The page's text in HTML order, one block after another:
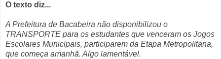
O texto diz...
A Prefeitura de Bacabeira não disponibilizou o
TRANSPORTE para os estudantes que venceram os Jogos
Escolares Municipais, participarem da Etapa Metropolitana,
que começa amanhã. Algo lamentável.